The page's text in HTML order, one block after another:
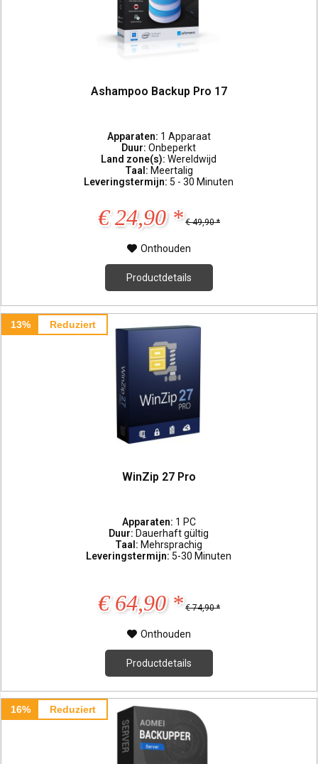
Ashampoo Backup Pro 17
Apparaten: 1 Apparaat
Duur:Onbeperkt
Land zone(s):Wereldwijd
Taal: Meertalig
Leveringstermijn: 5 - 30 Minuten
€ 24,90 * € 49,90 *
Onthouden
Productdetails
13% Reduziert
WinZip 27 Pro
Apparaten: 1 PC
Duur: Dauerhaft gültig
Taal: Mehrsprachig
Leveringstermijn: 5-30 Minuten
€ 64,90 * € 74,90 *
Onthouden
Productdetails
16% Reduziert